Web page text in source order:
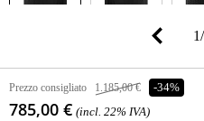
1/
Prezzo consigliato 1.185,00 € -34%
785,00 € (incl. 22% IVA)